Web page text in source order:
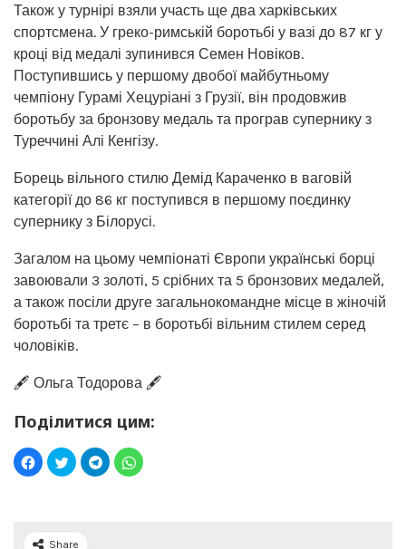
Також у турнірі взяли участь ще два харківських
спортсмена. У греко-римській боротьбі у вазі до 87 кг у
кроці від медалі зупинився Семен Новіков.
Поступившись у першому двобої майбутньому
чемпіону Гурамі Хецуріані з Грузії, він продовжив
боротьбу за бронзову медаль та програв супернику з
Туреччині Алі Кенгізу.
Борець вільного стилю Демід Караченко в ваговій
категорії до 86 кг поступився в першому поєдинку
супернику з Білорусі.
Загалом на цьому чемпіонаті Європи українські борці
завоювали 3 золоті, 5 срібних та 5 бронзових медалей,
а також посіли друге загальнокомандне місце в жіночій
боротьбі та третє – в боротьбі вільним стилем серед
чоловіків.
🖋️ Ольга Тодорова 🖋️
Поділитися цим:
Share